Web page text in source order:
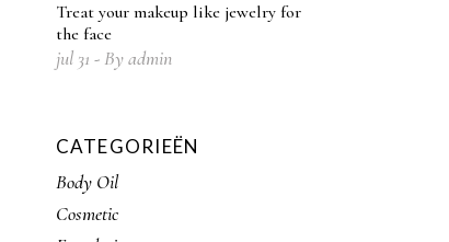
Treat your makeup like jewelry for
the face
jul 31 Byadmin
CATEGORIEËN
Body Oil
Cosmetic